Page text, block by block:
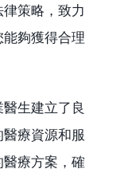
策略，致力
夠獲得合理
生建立了良
療資源和服
療方案，確